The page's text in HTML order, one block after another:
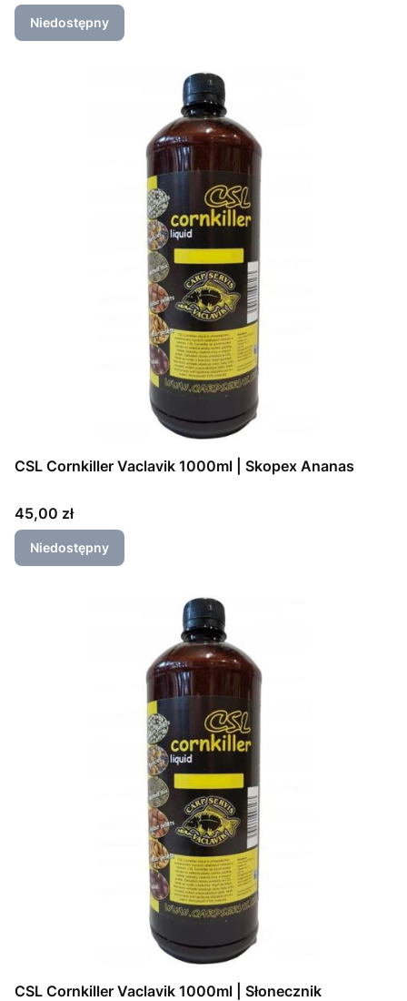
Niedostępny
CSL Cornkiller Vaclavik 1000ml | Skopex Ananas
Cena
45,00 zł
Niedostępny
CSL Cornkiller Vaclavik 1000ml | Słonecznik